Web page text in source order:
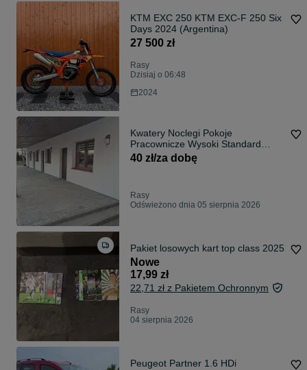
KTM EXC 250 KTM EXC-F 250 Six
Days 2024 (Argentina)
27 500 zł
Rasy
Dzisiaj o 06:48
2024
Kwatery Noclegi Pokoje
Pracownicze Wysoki Standard
nowe pokoje
40 zł/za dobę
Rasy
Odświeżono dnia 05 sierpnia 2026
Pakiet losowych kart top class 2025
Nowe
17,99 zł
22,71 zł z Pakietem Ochronnym
Rasy
04 sierpnia 2026
Peugeot Partner 1.6 HDi